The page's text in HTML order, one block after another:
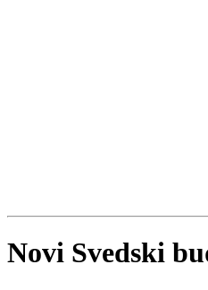
Novi Svedski